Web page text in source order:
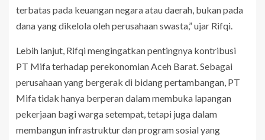
terbatas pada keuangan negara atau daerah, bukan pada
dana yang dikelola oleh perusahaan swasta,” ujar Rifqi.
Lebih lanjut, Rifqi mengingatkan pentingnya kontribusi
PT Mifa terhadap perekonomian Aceh Barat. Sebagai
perusahaan yang bergerak di bidang pertambangan, PT
Mifa tidak hanya berperan dalam membuka lapangan
pekerjaan bagi warga setempat, tetapi juga dalam
membangun infrastruktur dan program sosial yang